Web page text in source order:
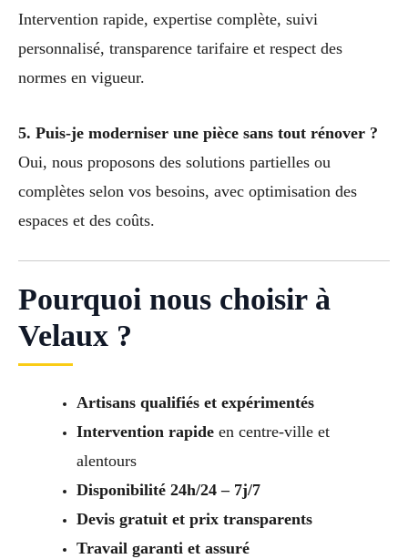
Intervention rapide, expertise complète, suivi
personnalisé, transparence tarifaire et respect des
normes en vigueur.
5. Puis-je moderniser une pièce sans tout rénover ?
Oui, nous proposons des solutions partielles ou
complètes selon vos besoins, avec optimisation des
espaces et des coûts.
Pourquoi nous choisir à
Velaux ?
Artisans qualifiés et expérimentés
Intervention rapideen centre-ville et
alentours
Disponibilité 24h/24 – 7j/7
Devis gratuit et prix transparents
Travail garanti et assuré